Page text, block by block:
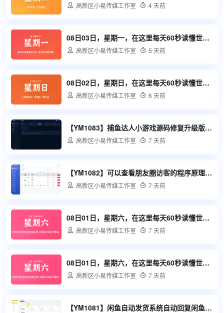
 高新区小易传媒工作室  4 天前
08日03日，星期一，在这里每天60秒读懂世界！
 高新区小易传媒工作室  5 天前
08日02日，星期日，在这里每天60秒读懂世界！
 高新区小易传媒工作室  6 天前
【YM1083】捕鱼达人小游戏源码修复升级版多用户带后台
 高新区小易传媒工作室  7 天前
【YM1082】可以查看朋友圈访客的程序原理是通过程序生成一个链接发到朋友圈当微信好友点进链接之后就会获取他的微信头像和名字
 高新区小易传媒工作室  7 天前
08日01日，星期六，在这里每天60秒读懂世界！
 高新区小易传媒工作室  7 天前
08日01日，星期六，在这里每天60秒读懂世界！
 高新区小易传媒工作室  7 天前
【YM1081】闲鱼自动发货系统自动回复闲鱼AI回复系统源码